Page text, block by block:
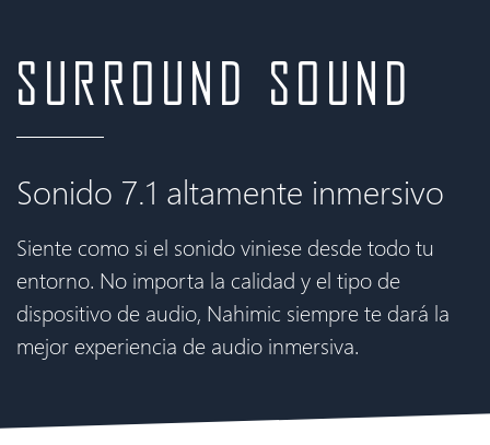
Surround sound
Sonido 7.1 altamente inmersivo
Siente como si el sonido viniese desde todo tu
entorno. No importa la calidad y el tipo de
dispositivo de audio, Nahimic siempre te dará la
mejor experiencia de audio inmersiva.